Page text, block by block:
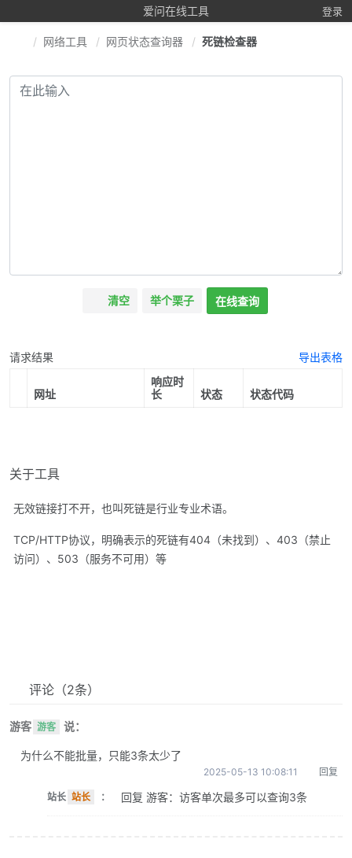
爱问在线工具 登录
网络工具 网页状态查询器 死链检查器
清空 举个栗子 在线查询
请求结果 导出表格
网址
响应时
长
状态 状态代码
关于工具
无效链接打不开，也叫死链是行业专业术语。
TCP/HTTP协议，明确表示的死链有404（未找到）、403（禁止
访问）、503（服务不可用）等
评论 （2条）
游客 游客 说：
为什么不能批量，只能3条太少了
2025-05-13 10:08:11 回复
站长 站长 ： 回复 游客：访客单次最多可以查询3条